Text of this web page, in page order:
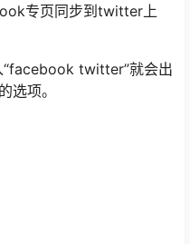
专页同步到twitter上
“facebook twitter”就会出
项。